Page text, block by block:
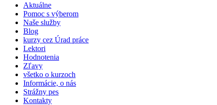
Aktuálne
Pomoc s výberom
Naše služby
Blog
kurzy cez Úrad práce
Lektori
Hodnotenia
Zľavy
všetko o kurzoch
Informácie, o nás
Strážny pes
Kontakty